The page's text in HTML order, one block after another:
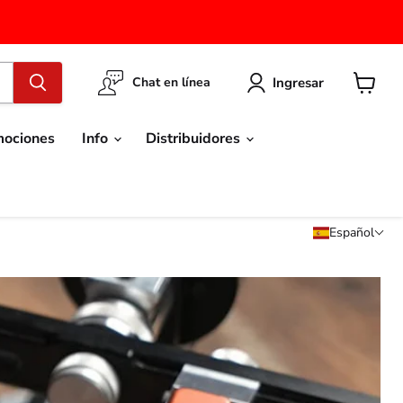
Chat en línea Ingresar
Info Distribuidores
Español